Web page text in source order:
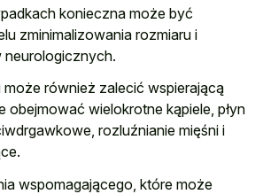
konieczna może być
zminimalizowania rozmiaru i
neurologicznych.
może również zalecić wspierającą
obejmować wielokrotne kąpiele, płyn
rozluźnianie mięśni i
wspomagającego, które może